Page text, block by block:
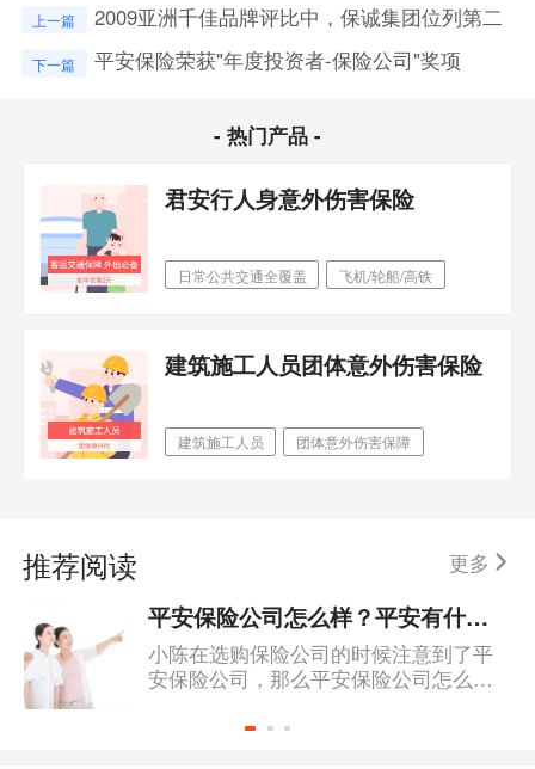
上一篇 2009亚洲千佳品牌评比中，保诚集团位列第二
下一篇 平安保险荣获"年度投资者-保险公司"奖项
- 热门产品 -
君安行人身意外伤害保险
日常公共交通全覆盖
飞机/轮船/高铁
建筑施工人员团体意外伤害保险
建筑施工人员
团体意外伤害保障
推荐阅读 更多
平安保险公司怎么样？平安有什么保险值得买？
小陈在选购保险公司的时候注意到了平
安保险公司，那么平安保险公司怎么
险规划师表示平安全家福的保障内容就